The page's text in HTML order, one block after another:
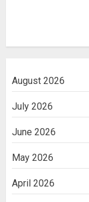
August 2026
July 2026
June 2026
May 2026
April 2026